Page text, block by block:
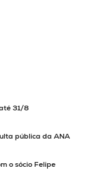
31/8
pública da ANA
o sócio Felipe